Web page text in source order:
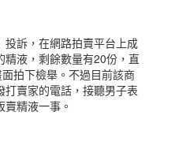
投訴，在網路拍賣平台上成
液，剩餘數量有20份，直
拍下檢舉。不過目前該商
賣家的電話，接聽男子表
精液一事。